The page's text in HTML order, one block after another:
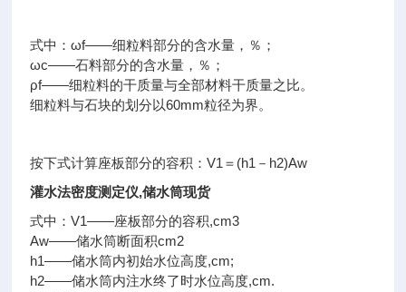
式中：ωf——细粒料部分的含水量，％；
ωc——石料部分的含水量，％；
ρf——细粒料的干质量与全部材料干质量之比。
细粒料与石块的划分以60mm粒径为界。
按下式计算座板部分的容积：V1＝(h1－h2)Aw
灌水法密度测定仪,储水筒现货
式中：V1——座板部分的容积,cm3
Aw——储水筒断面积cm2
h1——储水筒内初始水位高度,cm;
h2——储水筒内注水终了时水位高度,cm.